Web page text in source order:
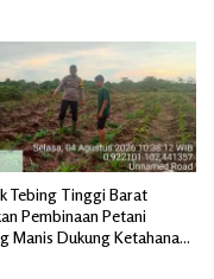
Tebing Tinggi Barat
Pembinaan Petani
Manis Dukung Ketahanan